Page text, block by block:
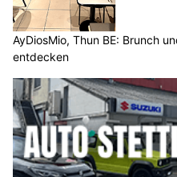
AyDiosMio, Thun BE: Brunch
entdecken